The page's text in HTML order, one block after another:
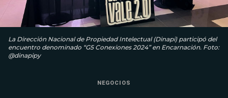
La Dirección Nacional de Propiedad Intelectual (Dinapi) participó del
encuentro denominado “G5 Conexiones 2024” en Encarnación. Foto:
@dinapipy
NEGOCIOS